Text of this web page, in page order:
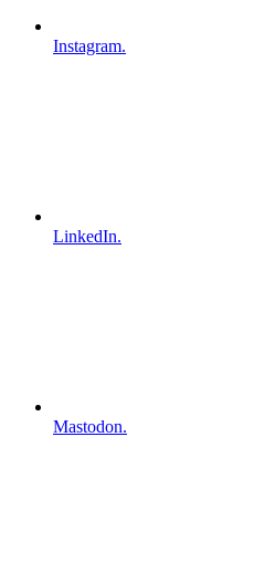
Instagram.
LinkedIn.
Mastodon.